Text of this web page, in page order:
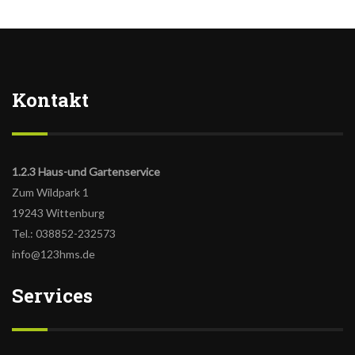
Kontakt
1.2.3 Haus-und Gartenservice
Zum Wildpark 1
19243 Wittenburg
Tel.: 038852-232573
info@123hms.de
Services